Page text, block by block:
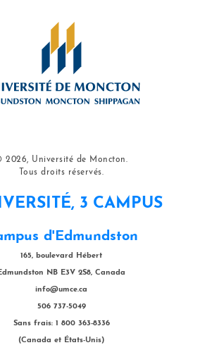
2026, Université de Moncton.
Tous droits réservés.
3 CAMPUS
d'Edmundston
165, boulevard Hébert
NB E3V 2S8, Canada
info@umce.ca
506 737-5049
Sans frais: 1 800 363-8336
(Canada et États-Unis)